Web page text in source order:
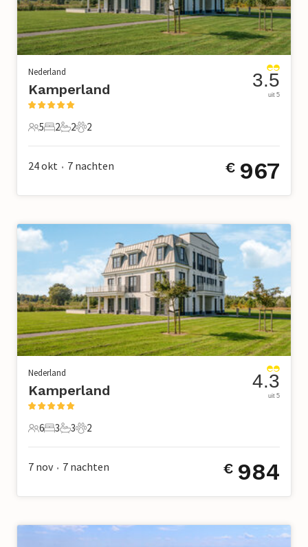
Nederland
Kamperland
5 Gasten
5
2 Slaapkamers
2
2 Badkamers
2
2 Huisdieren
2
3.5
uit 5
24 okt • 7 nachten € 967
Nederland
Kamperland
6 Gasten
6
3 Slaapkamers
3
3 Badkamers
3
2 Huisdieren
2
4.3
uit 5
7 nov • 7 nachten € 984